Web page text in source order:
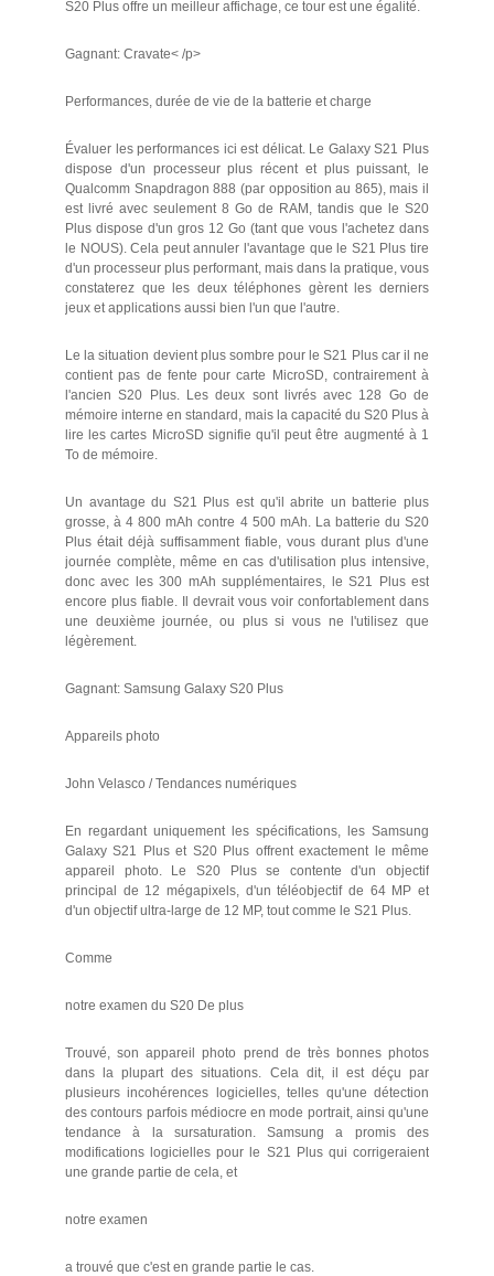
S20 Plus offre un meilleur affichage, ce tour est une égalité.
Gagnant: Cravate< /p>
Performances, durée de vie de la batterie et charge
Évaluer les performances ici est délicat. Le Galaxy S21 Plus
dispose d'un processeur plus récent et plus puissant, le
Qualcomm Snapdragon 888 (par opposition au 865), mais il
est livré avec seulement 8 Go de RAM, tandis que le S20
Plus dispose d'un gros 12 Go (tant que vous l'achetez dans
le NOUS). Cela peut annuler l'avantage que le S21 Plus tire
d'un processeur plus performant, mais dans la pratique, vous
constaterez que les deux téléphones gèrent les derniers
jeux et applications aussi bien l'un que l'autre.
Le la situation devient plus sombre pour le S21 Plus car il ne
contient pas de fente pour carte MicroSD, contrairement à
l'ancien S20 Plus. Les deux sont livrés avec 128 Go de
mémoire interne en standard, mais la capacité du S20 Plus à
lire les cartes MicroSD signifie qu'il peut être augmenté à 1
To de mémoire.
Un avantage du S21 Plus est qu'il abrite un batterie plus
grosse, à 4 800 mAh contre 4 500 mAh. La batterie du S20
Plus était déjà suffisamment fiable, vous durant plus d'une
journée complète, même en cas d'utilisation plus intensive,
donc avec les 300 mAh supplémentaires, le S21 Plus est
encore plus fiable. Il devrait vous voir confortablement dans
une deuxième journée, ou plus si vous ne l'utilisez que
légèrement.
Gagnant: Samsung Galaxy S20 Plus
Appareils photo
John Velasco / Tendances numériques
En regardant uniquement les spécifications, les Samsung
Galaxy S21 Plus et S20 Plus offrent exactement le même
appareil photo. Le S20 Plus se contente d'un objectif
principal de 12 mégapixels, d'un téléobjectif de 64 MP et
d'un objectif ultra-large de 12 MP, tout comme le S21 Plus.
Comme
notre examen du S20 De plus
Trouvé, son appareil photo prend de très bonnes photos
dans la plupart des situations. Cela dit, il est déçu par
plusieurs incohérences logicielles, telles qu'une détection
des contours parfois médiocre en mode portrait, ainsi qu'une
tendance à la sursaturation. Samsung a promis des
modifications logicielles pour le S21 Plus qui corrigeraient
une grande partie de cela, et
notre examen
a trouvé que c'est en grande partie le cas.